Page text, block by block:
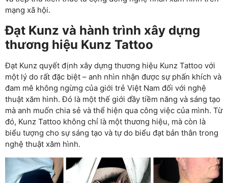
mạng xã hội.
Đạt Kunz và hành trình xây dựng
thương hiệu Kunz Tattoo
Đạt Kunz quyết định xây dựng thương hiệu Kunz Tattoo với
một lý do rất đặc biệt – anh nhìn nhận được sự phấn khích và
đam mê không ngừng của giới trẻ Việt Nam đối với nghệ
thuật xăm hình. Đó là một thế giới đầy tiềm năng và sáng tạo
mà anh muốn chia sẻ và thể hiện qua công việc của mình. Từ
đó, Kunz Tattoo không chỉ là một thương hiệu, mà còn là
biểu tượng cho sự sáng tạo và tự do biểu đạt bản thân trong
nghệ thuật xăm hình.